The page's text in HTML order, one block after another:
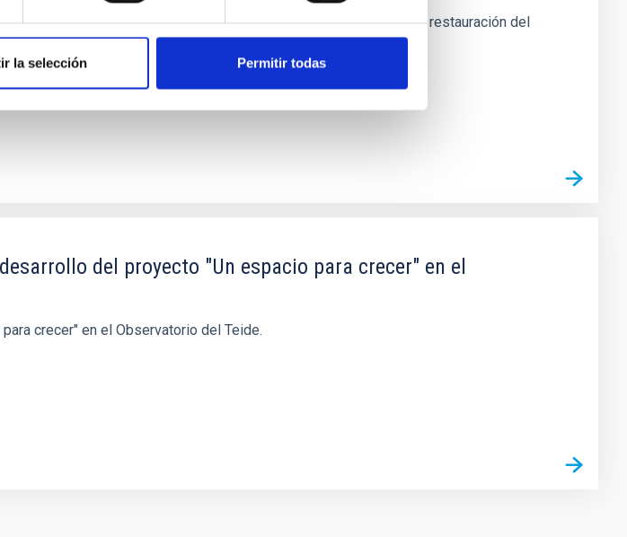
la selección Permitir todas
cuando así se decida de mutuo acuerdo, su demolición, retirada y restauración del
del proyecto "Un espacio para crecer" en el
crecer" en el Observatorio del Teide.